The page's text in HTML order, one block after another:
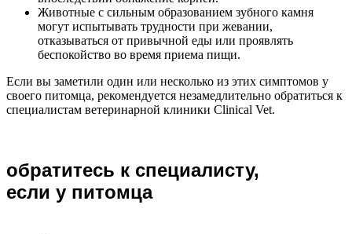
Животные с сильным образованием зубного камня
могут испытывать трудности при жевании,
отказываться от привычной еды или проявлять
беспокойство во время приема пищи.
Если вы заметили один или несколько из этих симптомов у
своего питомца, рекомендуется незамедлительно обратиться к
специалистам ветеринарной клиники Clinical Vet.
обратитесь к специалисту,
если у питомца